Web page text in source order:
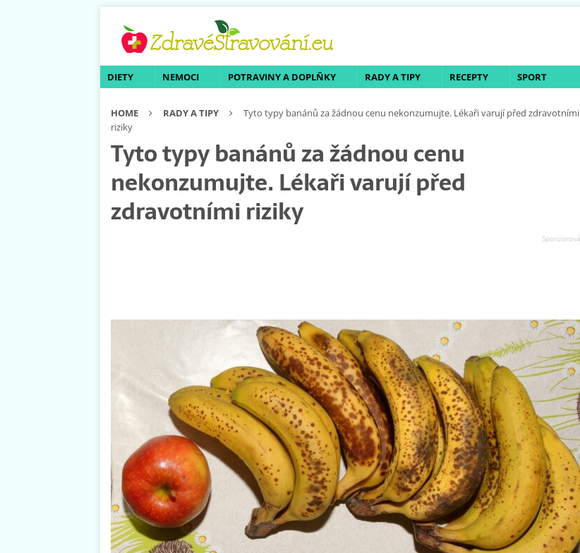
DIETY NEMOCI POTRAVINY A DOPLŇKY RADY A TIPY RECEPTY SPORT
HOME RADY A TIPY
Tyto typy banánů za žádnou cenu nekonzumujte. Lékaři varují před zdravotními
riziky
Tyto typy banánů za žádnou cenu
nekonzumujte. Lékaři varují před
zdravotními riziky